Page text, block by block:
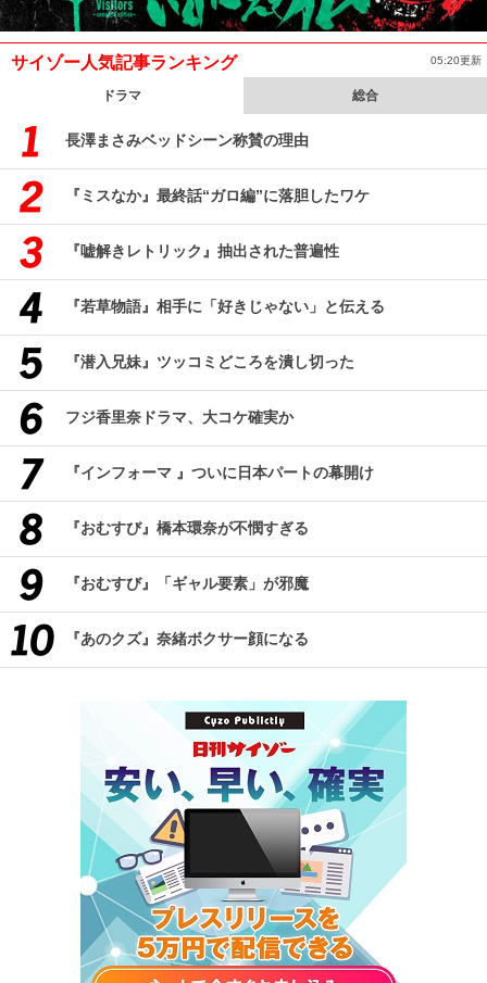
サイゾー人気記事ランキング 05:20更新
ドラマ 総合
長澤まさみベッドシーン称賛の理由
『ミスなか』最終話“ガロ編”に落胆したワケ
『嘘解きレトリック』抽出された普遍性
『若草物語』相手に「好きじゃない」と伝える
『潜入兄妹』ツッコミどころを潰し切った
フジ香里奈ドラマ、大コケ確実か
『インフォーマ 』ついに日本パートの幕開け
『おむすび』橋本環奈が不憫すぎる
『おむすび』「ギャル要素」が邪魔
『あのクズ』奈緒ボクサー顔になる